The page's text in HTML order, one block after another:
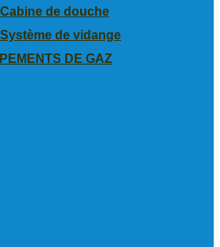
Cabine de douche
Système de vidange
DE GAZ